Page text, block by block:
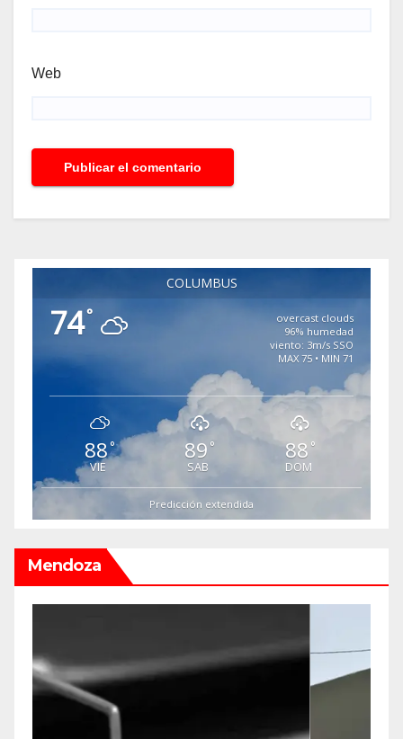
Web
COLUMBUS
74°
overcast clouds
96% humedad
viento: 3m/s SSO
MAX 75 • MIN 71
88 °
VIE
89 °
SAB
88 °
DOM
Predicción extendida
Mendoza